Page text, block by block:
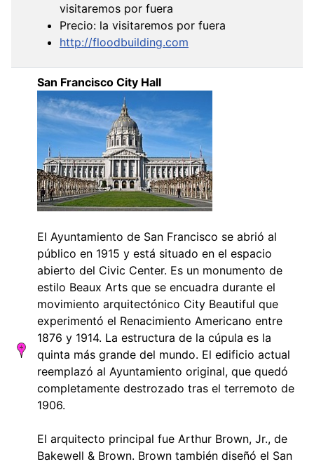
visitaremos por fuera
Precio: la visitaremos por fuera
http://floodbuilding.com
San Francisco City Hall
El Ayuntamiento de San Francisco se abrió al
público en 1915 y está situado en el espacio
abierto del Civic Center. Es un monumento de
estilo Beaux Arts que se encuadra durante el
movimiento arquitectónico City Beautiful que
experimentó el Renacimiento Americano entre
1876 y 1914. La estructura de la cúpula es la
quinta más grande del mundo. El edificio actual
reemplazó al Ayuntamiento original, que quedó
completamente destrozado tras el terremoto de
1906.
El arquitecto principal fue Arthur Brown, Jr., de
Bakewell & Brown. Brown también diseñó el San